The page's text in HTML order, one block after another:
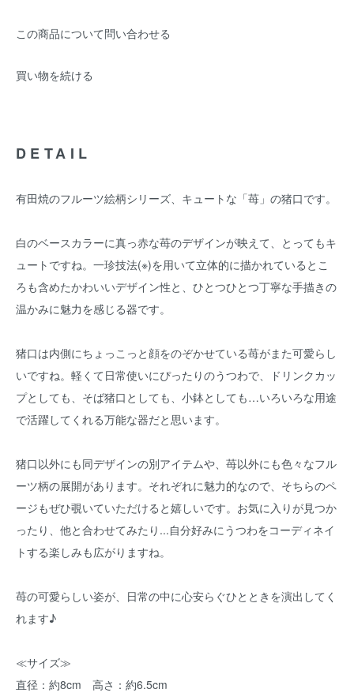
この商品について問い合わせる
買い物を続ける
DETAIL
有田焼のフルーツ絵柄シリーズ、キュートな「苺」の猪口です。
白のベースカラーに真っ赤な苺のデザインが映えて、とってもキ
ュートですね。一珍技法(※)を用いて立体的に描かれているとこ
ろも含めたかわいいデザイン性と、ひとつひとつ丁寧な手描きの
温かみに魅力を感じる器です。
猪口は内側にちょっこっと顔をのぞかせている苺がまた可愛らし
いですね。軽くて日常使いにぴったりのうつわで、ドリンクカッ
プとしても、そば猪口としても、小鉢としても…いろいろな用途
で活躍してくれる万能な器だと思います。
猪口以外にも同デザインの別アイテムや、苺以外にも色々なフル
ーツ柄の展開があります。それぞれに魅力的なので、そちらのペ
ージもぜひ覗いていただけると嬉しいです。お気に入りが見つか
ったり、他と合わせてみたり...自分好みにうつわをコーディネイ
トする楽しみも広がりますね。
苺の可愛らしい姿が、日常の中に心安らぐひとときを演出してく
れます♪
≪サイズ≫
直径：約8cm 高さ：約6.5cm